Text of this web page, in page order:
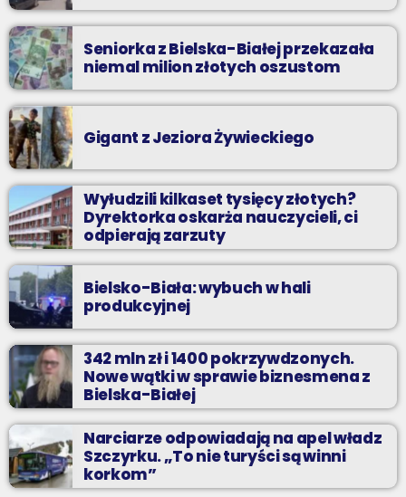
Seniorka z Bielska-Białej przekazała
niemal milion złotych oszustom
Gigant z Jeziora Żywieckiego
Wyłudzili kilkaset tysięcy złotych?
Dyrektorka oskarża nauczycieli, ci
odpierają zarzuty
Bielsko-Biała: wybuch w hali
produkcyjnej
342 mln zł i 1400 pokrzywdzonych.
Nowe wątki w sprawie biznesmena z
Bielska-Białej
Narciarze odpowiadają na apel władz
Szczyrku. „To nie turyści są winni
korkom”